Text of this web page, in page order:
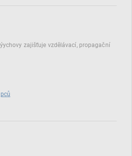
zajišťuje vzdělávací, propagační